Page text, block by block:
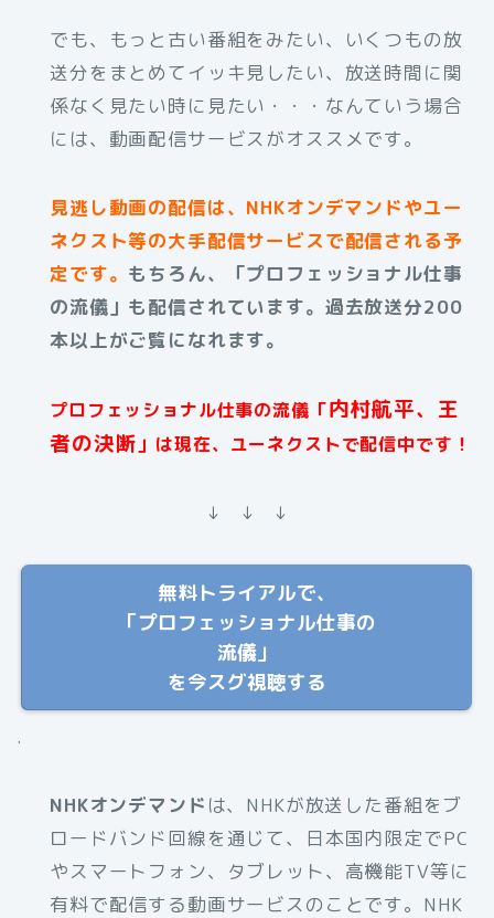
でも、もっと古い番組をみたい、いくつもの放
送分をまとめてイッキ見したい、放送時間に関
係なく見たい時に見たい・・・なんていう場合
には、動画配信サービスがオススメです。
見逃し動画の配信は、NHKオンデマンドやユー
ネクスト等の大手配信サービスで配信される予
定です。 もちろん、「プロフェッショナル仕事
の流儀」も配信されています。過去放送分200
本以上がご覧になれます。
プロフェッショナル仕事の流儀「内村航平、王
者の決断 」は現在、ユーネクストで配信中です！
↓ ↓ ↓
無料トライアルで、
「プロフェッショナル仕事の
流儀」
を今スグ視聴する
.
NHKオンデマンド は、NHKが放送した番組をブ
ロードバンド回線を通じて、日本国内限定でPC
やスマートフォン、タブレット、高機能TV等に
有料で配信する動画サービスのことです。NHK